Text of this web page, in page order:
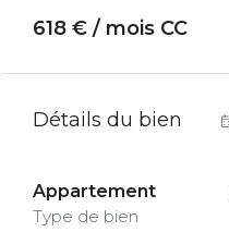
618 € / mois CC
Détails du bien
Appartement
Type de bien